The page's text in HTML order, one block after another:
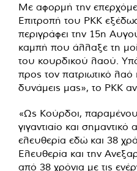
Με αφορμή την
Επιτροπή του PKK
περιγράφει την 15η
καμπή που άλλαξε τη
του κουρδικού λαού.
προς τον πατριωτικό λαό
δυνάμεις μας», το PKK
«Ως Κούρδοι,
γιγαντιαίο και
ελευθερία εδώ και 38
Ελευθερία και την
από 38 χρόνια με τις